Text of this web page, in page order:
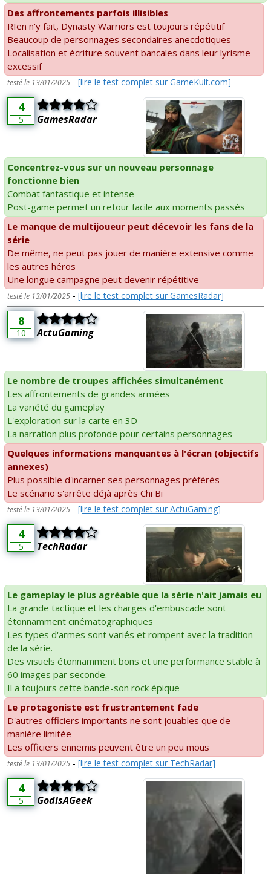
Des affrontements parfois illisibles
RIen n'y fait, Dynasty Warriors est toujours répétitif
Beaucoup de personnages secondaires anecdotiques
Localisation et écriture souvent bancales dans leur lyrisme
excessif
testé le 13/01/2025 - [lire le test complet sur GameKult.com]
4
5 GamesRadar
Concentrez-vous sur un nouveau personnage
fonctionne bien
Combat fantastique et intense
Post-game permet un retour facile aux moments passés
Le manque de multijoueur peut décevoir les fans de la
série
De même, ne peut pas jouer de manière extensive comme
les autres héros
Une longue campagne peut devenir répétitive
testé le 13/01/2025 - [lire le test complet sur GamesRadar]
8
10 ActuGaming
Le nombre de troupes affichées simultanément
Les affrontements de grandes armées
La variété du gameplay
L'exploration sur la carte en 3D
La narration plus profonde pour certains personnages
Quelques informations manquantes à l'écran (objectifs
annexes)
Plus possible d'incarner ses personnages préférés
Le scénario s'arrête déjà après Chi Bi
testé le 13/01/2025 - [lire le test complet sur ActuGaming]
4
5 TechRadar
Le gameplay le plus agréable que la série n'ait jamais eu
La grande tactique et les charges d'embuscade sont
étonnamment cinématographiques
Les types d'armes sont variés et rompent avec la tradition
de la série.
Des visuels étonnamment bons et une performance stable à
60 images par seconde.
Il a toujours cette bande-son rock épique
Le protagoniste est frustrantement fade
D'autres officiers importants ne sont jouables que de
manière limitée
Les officiers ennemis peuvent être un peu mous
testé le 13/01/2025 - [lire le test complet sur TechRadar]
4
5 GodIsAGeek